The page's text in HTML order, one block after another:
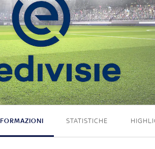
1 - 0
FORMAZIONI STATISTICHE